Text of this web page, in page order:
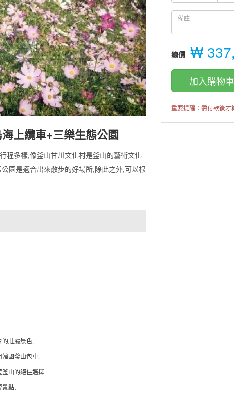
上纜車+三樂生態公園
程多樣,像釜山甘川文化村是釜山的藝術文化
園是適合出來散步的好場所,除此之外,可以根
總價 ₩
加入購物車
重要提醒：需付款後才
壯麗景色,
國釜山包車.
山的絕佳選擇.
景點.